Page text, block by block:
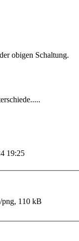
obigen Schaltung.
19:25
png, 110 kB